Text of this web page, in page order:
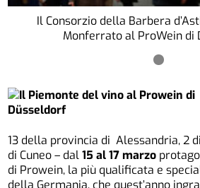
Il Consorzio della Barbera
Monferrato al ProWein di
13 della provincia di Alessandria, 2
di Cuneo – dal15 al 17 marzo
di Prowein, la più qualificata e
della Germania, che quest’anno